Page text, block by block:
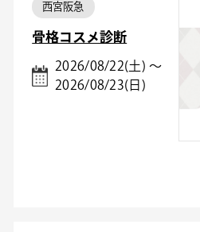
西宮阪急
骨格コスメ診断
2026/08/22(土) ～
2026/08/23(日)